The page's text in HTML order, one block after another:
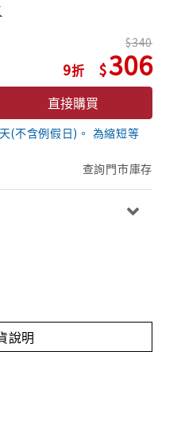
9
340
306
直接購買
(不含例假日)。 為縮短等
查詢門市庫存
說明